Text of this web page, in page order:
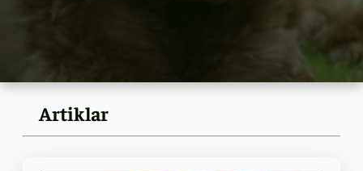
Artiklar